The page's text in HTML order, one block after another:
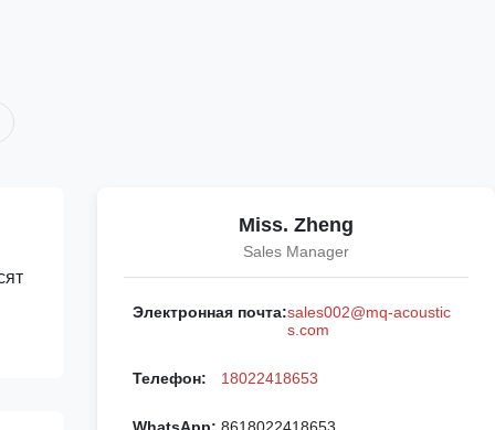
Miss. Zheng
Sales Manager
Электронная почта:sales002@mq-acoustic
s.com
Телефон: 18022418653